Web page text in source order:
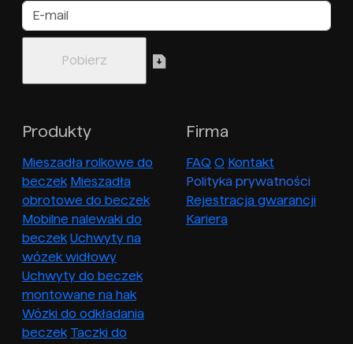
Produkty
Mieszadła rolkowe do
beczek Mieszadła
obrotowe do beczek
Mobilne nalewaki do
beczek Uchwyty na
wózek widłowy
Uchwyty do beczek
montowane na hak
Wózki do odkładania
beczek Taczki do
Firma
FAQ O Kontakt
Polityka prywatności
Rejestracja gwarancji
Kariera